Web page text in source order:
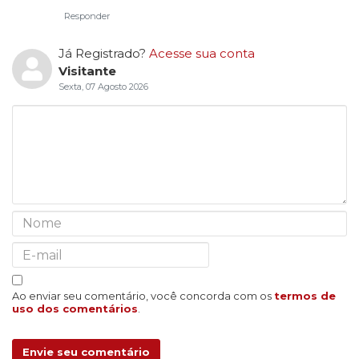
Responder
Já Registrado? Acesse sua conta
Visitante
Sexta, 07 Agosto 2026
Ao enviar seu comentário, você concorda com os termos de
uso dos comentários
Envie seu comentário